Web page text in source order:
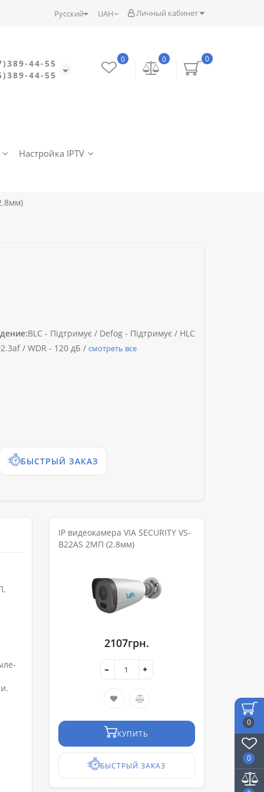
0
0
Личный кабинет
UAH
Русский
44-55
44-55
0
0
0
Настройка IPTV
BLC - Підтримує / Defog - Підтримує / HLC
/ WDR - 120 дБ / смотреть все
БЫСТРЫЙ ЗАКАЗ
IP видеокамера VIA SECURITY VS-
B22AS 2МП (2.8мм)
2107грн.
КУПИТЬ
БЫСТРЫЙ ЗАКАЗ